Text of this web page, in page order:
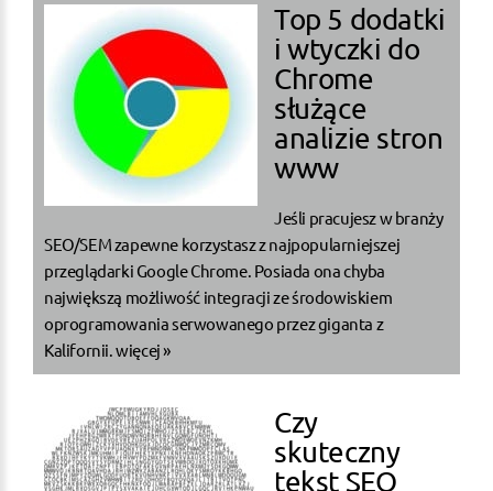
Top 5 dodatki
i wtyczki do
Chrome
służące
analizie stron
www
Jeśli pracujesz w branży
SEO/SEM zapewne korzystasz z najpopularniejszej
przeglądarki Google Chrome. Posiada ona chyba
największą możliwość integracji ze środowiskiem
oprogramowania serwowanego przez giganta z
Kalifornii.więcej »
Czy
skuteczny
tekst SEO